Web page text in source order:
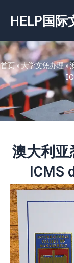
容
HELP国际
首页»大学文凭办理»
澳大利亚
ICMS